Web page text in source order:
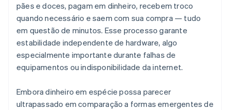
pães e doces, pagam em dinheiro, recebem troco
quando necessário e saem com sua compra — tudo
em questão de minutos. Esse processo garante
estabilidade independente de hardware, algo
especialmente importante durante falhas de
equipamentos ou indisponibilidade da internet.
Embora dinheiro em espécie possa parecer
ultrapassado em comparação a formas emergentes de